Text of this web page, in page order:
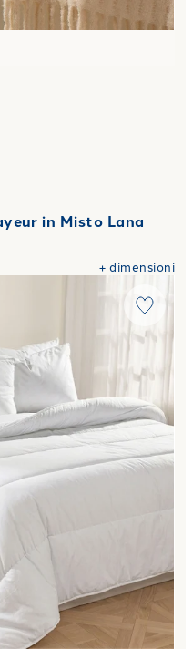
in Misto Lana
+dimensioni
in Cotone 350 gr/mq